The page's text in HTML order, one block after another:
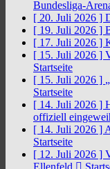
Bundesliga-
[ 20. Juli 2026 ]
[ 19. Juli 2026 ]
[ 17. Juli 2026 ]
[ 15. Juli 2026 ]
Startseite
[ 15. Juli 2026 ]
Startseite
[ 14. Juli 2026 ]
offiziell
[ 14. Juli 2026 ]
Startseite
[ 12. Juli 2026 ]
Ellenfeld